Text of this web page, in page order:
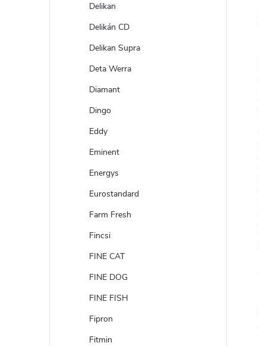
Delikan
Delikán CD
Delikan Supra
Deta Werra
Diamant
Dingo
Eddy
Eminent
Energys
Eurostandard
Farm Fresh
Fincsi
FINE CAT
FINE DOG
FINE FISH
Fipron
Fitmin